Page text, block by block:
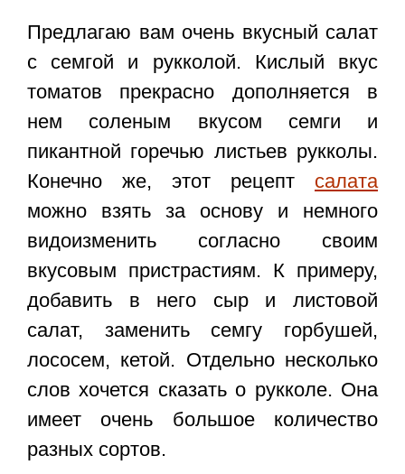
Предлагаю вам очень вкусный салат
с семгой и рукколой. Кислый вкус
томатов прекрасно дополняется в
нем соленым вкусом семги и
пикантной горечью листьев рукколы.
Конечно же, этот рецепт салата
можно взять за основу и немного
видоизменить согласно своим
вкусовым пристрастиям. К примеру,
добавить в него сыр и листовой
салат, заменить семгу горбушей,
лососем, кетой. Отдельно несколько
слов хочется сказать о рукколе. Она
имеет очень большое количество
разных сортов.